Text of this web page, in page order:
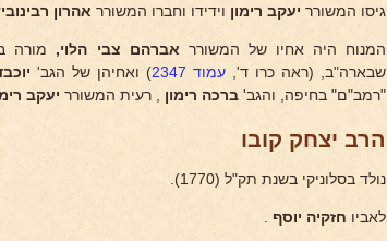
גיסו המשורר יעקב רימון וידידו וחברו המשורר אהרון
המנוח היה אחיו של המשורר אברהם צבי הלוי, מורה
שבארה"ב, (ראה כרו ד', עמוד 2347 ) ואחיהן של הגב'
"רמב"ם" בחיפה, והגב' ברכה רימון , רעית המשורר יעקב
הרב יצחק קובו
נולד בסלוניקי בשנת תק"ל (1770).
לאביו חזקיה יוסף